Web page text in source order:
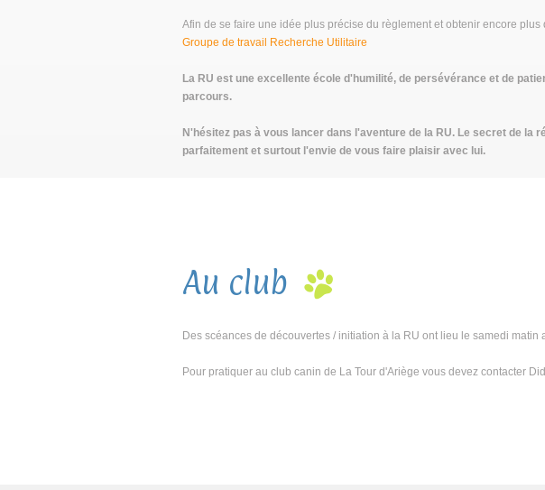
Afin de se faire une idée plus précise du règlement et obtenir encore
Groupe de travail Recherche Utilitaire
La RU est une excellente école d'humilité, de persévérance et de
parcours.
N'hésitez pas à vous lancer dans l'aventure de la RU. Le secret de
parfaitement et surtout l'envie de vous faire plaisir avec lui.
Au club
Des scéances de découvertes / initiation à la RU ont lieu le samedi matin
Pour pratiquer au club canin de La Tour d'Ariège vous devez contacter